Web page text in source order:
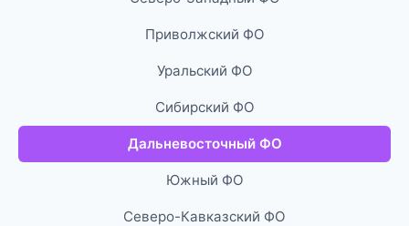
Приволжский ФО
Уральский ФО
Сибирский ФО
Дальневосточный ФО
Южный ФО
Северо-Кавказский ФО